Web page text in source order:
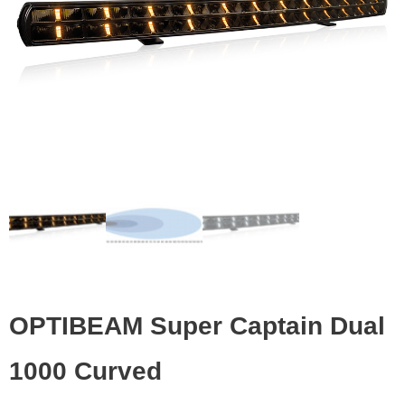
OPTIBEAM Super Captain Dual
1000 Curved